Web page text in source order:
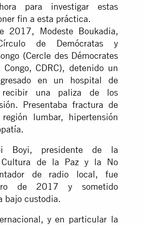
para investigar estas
fin a esta práctica.
2017, Modeste Boukadia,
de Demócratas y
(Cercle des Démocrates
CDRC), detenido un
en un hospital de
recibir una paliza de los
Presentaba fractura de
lumbar, hipertensión
Boyi, presidente de la
Cultura de la Paz y la No
de radio local, fue
de 2017 y sometido
bajo custodia.
y en particular la